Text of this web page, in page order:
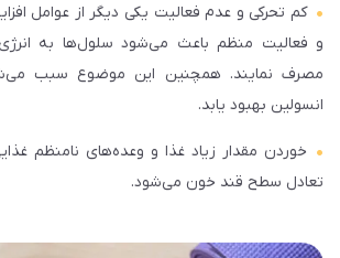
کم تحرکی و عدم فعالیت یکی دیگر از عوامل
و فعالیت منظم باعث می‌شود سلول‌ها به انرژی
مصرف نمایند. همچنین این موضوع سبب
انسولین بهبود یابد.
خوردن مقدار زیاد غذا و وعده‌های نامنظم
تعادل سطح قند خون می‌شود.